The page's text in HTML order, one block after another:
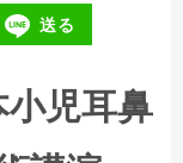
送る
児耳鼻